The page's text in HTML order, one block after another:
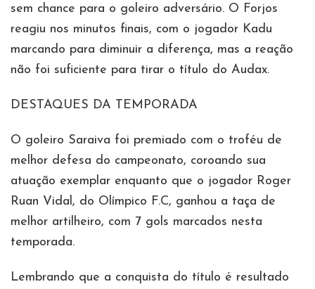
sem chance para o goleiro adversário. O Forjos
reagiu nos minutos finais, com o jogador Kadu
marcando para diminuir a diferença, mas a reação
não foi suficiente para tirar o título do Audax.
DESTAQUES DA TEMPORADA
O goleiro Saraiva foi premiado com o troféu de
melhor defesa do campeonato, coroando sua
atuação exemplar enquanto que o jogador Roger
Ruan Vidal, do Olímpico F.C, ganhou a taça de
melhor artilheiro, com 7 gols marcados nesta
temporada.
Lembrando que a conquista do título é resultado